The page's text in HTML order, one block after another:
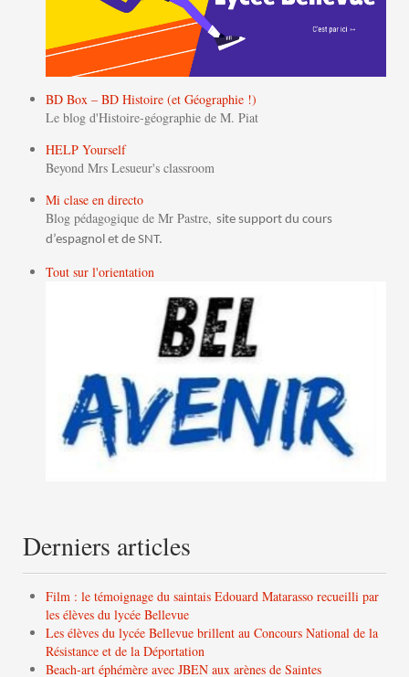
BD Box – BD Histoire (et Géographie !)
Le blog d'Histoire-géographie de M. Piat
HELP Yourself
Beyond Mrs Lesueur's classroom
Mi clase en directo
Blog pédagogique de Mr Pastre, site support du cours
d’espagnol et de SNT.
Tout sur l'orientation
Derniers articles
Film : le témoignage du saintais Edouard Matarasso recueilli par
les élèves du lycée Bellevue
Les élèves du lycée Bellevue brillent au Concours National de la
Résistance et de la Déportation
Beach-art éphémère avec JBEN aux arènes de Saintes